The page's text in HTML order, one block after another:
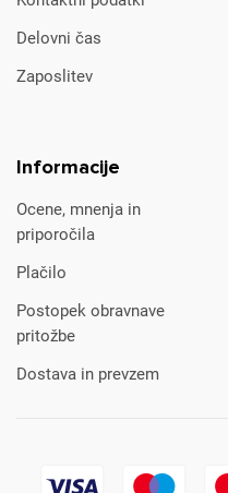
Delovni čas
Zaposlitev
Informacije
Ocene, mnenja in
priporočila
Plačilo
Postopek obravnave
pritožbe
Dostava in prevzem